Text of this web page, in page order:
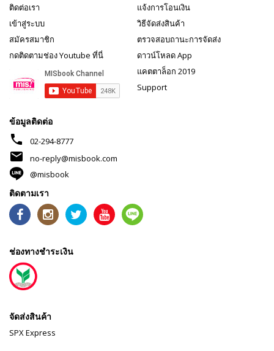
ติดต่อเรา
เข้าสู่ระบบ
สมัครสมาชิก
กดติดตามช่อง Youtube ที่นี่
แจ้งการโอนเงิน
วิธีจัดส่งสินค้า
ตรวจสอบถานะการจัดส่ง
ดาวน์โหลด App
แคตตาล็อก 2019
Support
ข้อมูลติดต่อ
phone 02-294-8777
mail
no-reply@misbook.com
@misbook
ติดตามเรา
ช่องทางชำระเงิน
จัดส่งสินค้า
SPX Express